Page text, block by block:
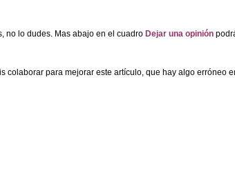
no lo dudes. Mas abajo en el cuadro Dejar una opinión
para mejorar este artículo, que hay algo erróneo